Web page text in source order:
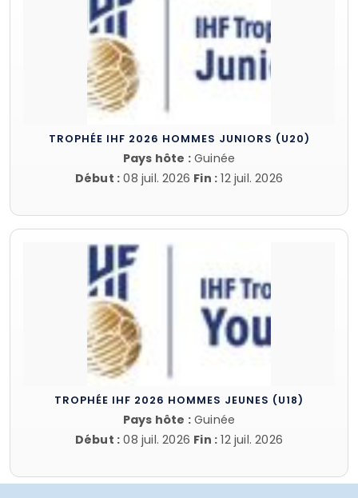
TROPHÉE IHF 2026 HOMMES JUNIORS (U20)
Pays hôte :Guinée
Début : 08 juil. 2026 Fin : 12 juil. 2026
TROPHÉE IHF 2026 HOMMES JEUNES (U18)
Pays hôte :Guinée
Début : 08 juil. 2026 Fin : 12 juil. 2026